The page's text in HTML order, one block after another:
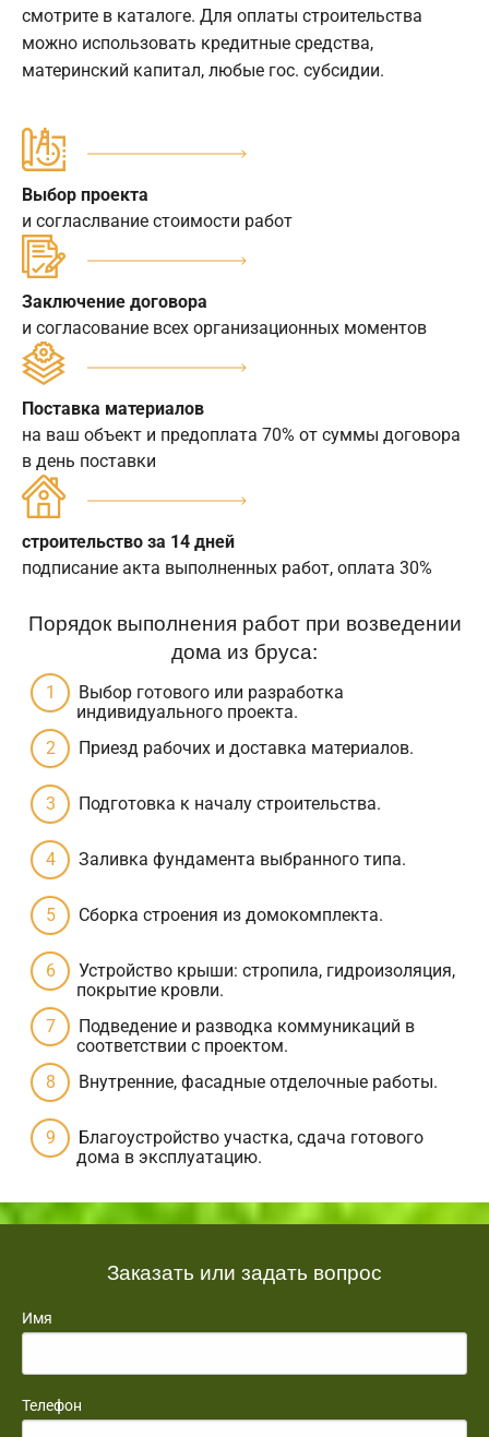
смотрите в каталоге. Для оплаты строительства
можно использовать кредитные средства,
материнский капитал, любые гос. субсидии.
Выбор проекта
и согласлвание стоимости работ
Заключение договора
и согласование всех организационных моментов
Поставка материалов
на ваш объект и предоплата 70% от суммы договора
в день поставки
строительство за 14 дней
подписание акта выполненных работ, оплата 30%
Порядок выполнения работ при возведении
дома из бруса:
Выбор готового или разработка
индивидуального проекта.
Приезд рабочих и доставка материалов.
Подготовка к началу строительства.
Заливка фундамента выбранного типа.
Сборка строения из домокомплекта.
Устройство крыши: стропила, гидроизоляция,
покрытие кровли.
Подведение и разводка коммуникаций в
соответствии с проектом.
Внутренние, фасадные отделочные работы.
Благоустройство участка, сдача готового
дома в эксплуатацию.
Заказать или задать вопрос
Имя
Телефон